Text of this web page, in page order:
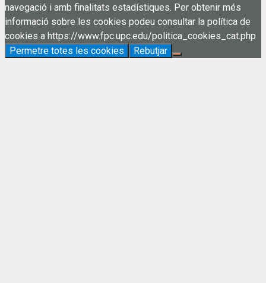
navegació i amb finalitats estadístiques. Per obtenir més
informació sobre les cookies podeu consultar la política de
cookies a https://www.fpc.upc.edu/politica_cookies_cat.php
Permetre totes les cookies
Rebutjar